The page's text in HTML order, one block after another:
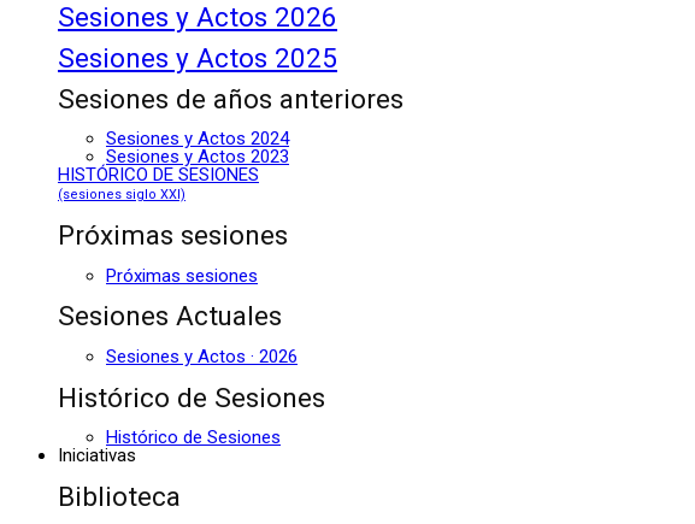
Sesiones y Actos 2026
Sesiones y Actos 2025
Sesiones de años anteriores
Sesiones y Actos 2024
Sesiones y Actos 2023
HISTÓRICO DE SESIONES
(sesiones siglo XXI)
Próximas sesiones
Próximas sesiones
Sesiones Actuales
Sesiones y Actos · 2026
Histórico de Sesiones
Histórico de Sesiones
Iniciativas
Biblioteca